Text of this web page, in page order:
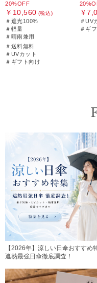
20%OFF
￥10,560 (税込)
＃遮光100%
＃軽量
＃晴雨兼用
＃送料無料
＃UVカット
＃ギフト向け
￥
＃UV
＃ギ
【2026年】涼しい日傘おすすめ
遮熱最強日傘徹底調査！